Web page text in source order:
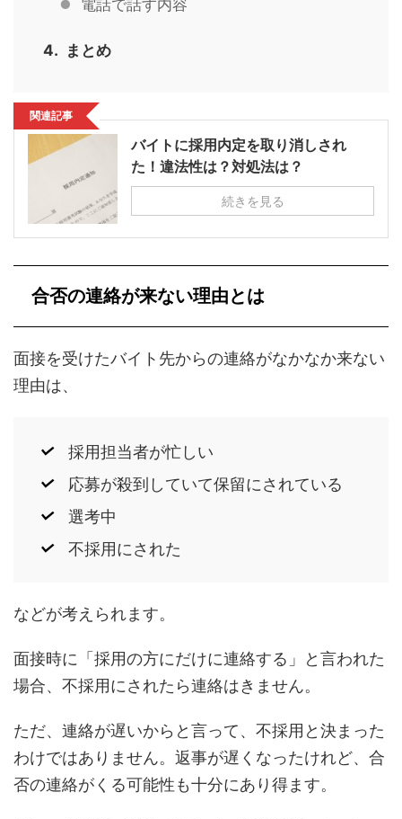
電話で話す内容
まとめ
関連記事
バイトに採用内定を取り消しされ
た！違法性は？対処法は？
続きを見る
合否の連絡が来ない理由とは
面接を受けたバイト先からの連絡がなかなか来ない
理由は、
採用担当者が忙しい
応募が殺到していて保留にされている
選考中
不採用にされた
などが考えられます。
面接時に「採用の方にだけに連絡する」と言われた
場合、不採用にされたら連絡はきません。
ただ、連絡が遅いからと言って、不採用と決まった
わけではありません。返事が遅くなったけれど、合
否の連絡がくる可能性も十分にあり得ます。